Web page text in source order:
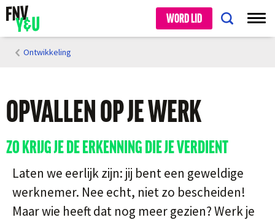
WORD LID
Ontwikkeling
OPVALLEN OP JE WERK
ZO KRIJG JE DE ERKENNING DIE JE VERDIENT
Laten we eerlijk zijn: jij bent een geweldige
werknemer. Nee echt, niet zo bescheiden!
Maar wie heeft dat nog meer gezien? Werk je